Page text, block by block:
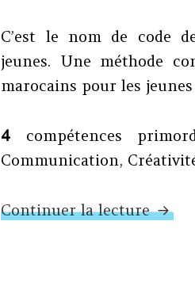
C’est le nom de code
jeunes. Une méthode
marocains pour les
4 compétences
Communication,
Continuer la lecture